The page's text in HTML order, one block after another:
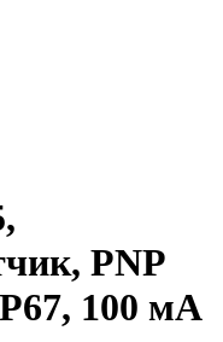
PNP
100 мА